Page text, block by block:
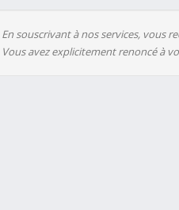
En souscrivant à nos services, vous
Vous avez explicitement renoncé à